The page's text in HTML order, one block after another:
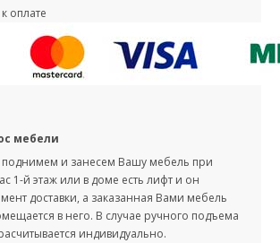
оплате
мебели
поднимем и занесем Вашу мебель при
1-й этаж или в доме есть лифт и он
доставки, а заказанная Вами мебель
в него. В случае ручного подъема
индивидуально.